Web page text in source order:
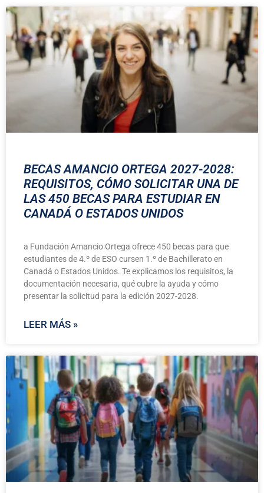
BECAS AMANCIO ORTEGA 2027-2028:
REQUISITOS, CÓMO SOLICITAR UNA DE
LAS 450 BECAS PARA ESTUDIAR EN
CANADÁ O ESTADOS UNIDOS
a Fundación Amancio Ortega ofrece 450 becas para que
estudiantes de 4.º de ESO cursen 1.º de Bachillerato en
Canadá o Estados Unidos. Te explicamos los requisitos, la
documentación necesaria, qué cubre la ayuda y cómo
presentar la solicitud para la edición 2027-2028.
LEER MÁS »